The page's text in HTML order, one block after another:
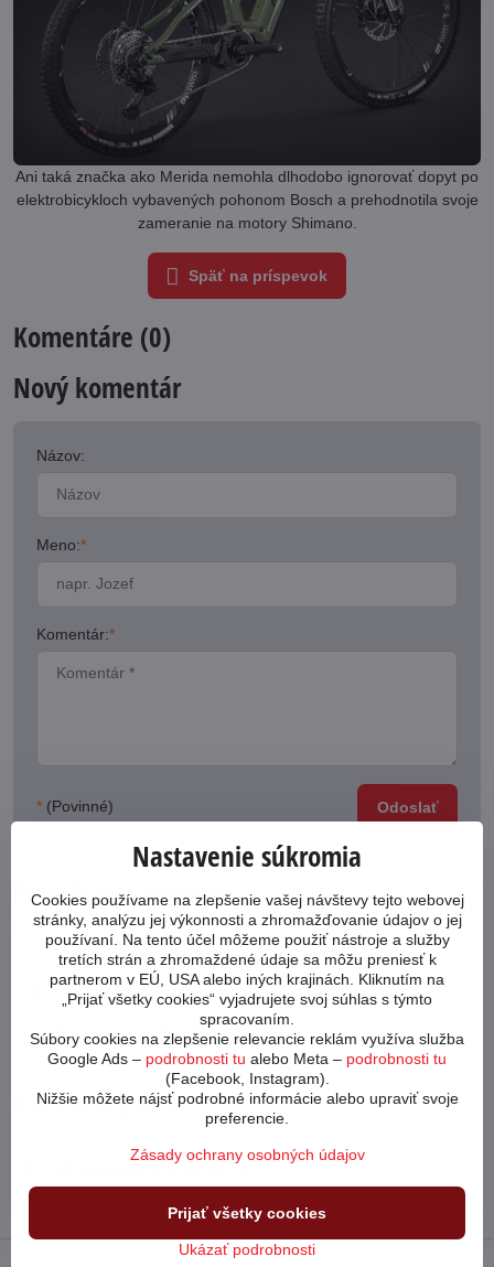
Ani taká značka ako Merida nemohla dlhodobo ignorovať dopyt po
elektrobicykloch vybavených pohonom Bosch a prehodnotila svoje
zameranie na motory Shimano.
Späť na príspevok
Komentáre (0)
Nový komentár
Názov:
Meno:*
Komentár:*
* (Povinné) Odoslať
Potrebujete poradiť?
Neváhajte nás kontaktovať
053 4413 064
cykloabc​@cykloabc​.sk
Partnerský web
Nastavenie súkromia
Cookies používame na zlepšenie vašej návštevy tejto webovej
stránky, analýzu jej výkonnosti a zhromažďovanie údajov o jej
používaní. Na tento účel môžeme použiť nástroje a služby
tretích strán a zhromaždené údaje sa môžu preniesť k
partnerom v EÚ, USA alebo iných krajinách. Kliknutím na
„Prijať všetky cookies“ vyjadrujete svoj súhlas s týmto
spracovaním.
Súbory cookies na zlepšenie relevancie reklám využíva služba
Google Ads – podrobnosti tu alebo Meta – podrobnosti tu
(Facebook, Instagram).
Nižšie môžete nájsť podrobné informácie alebo upraviť svoje
preferencie.
Zásady ochrany osobných údajov
Ukázať podrobnosti
Prijať všetky cookies